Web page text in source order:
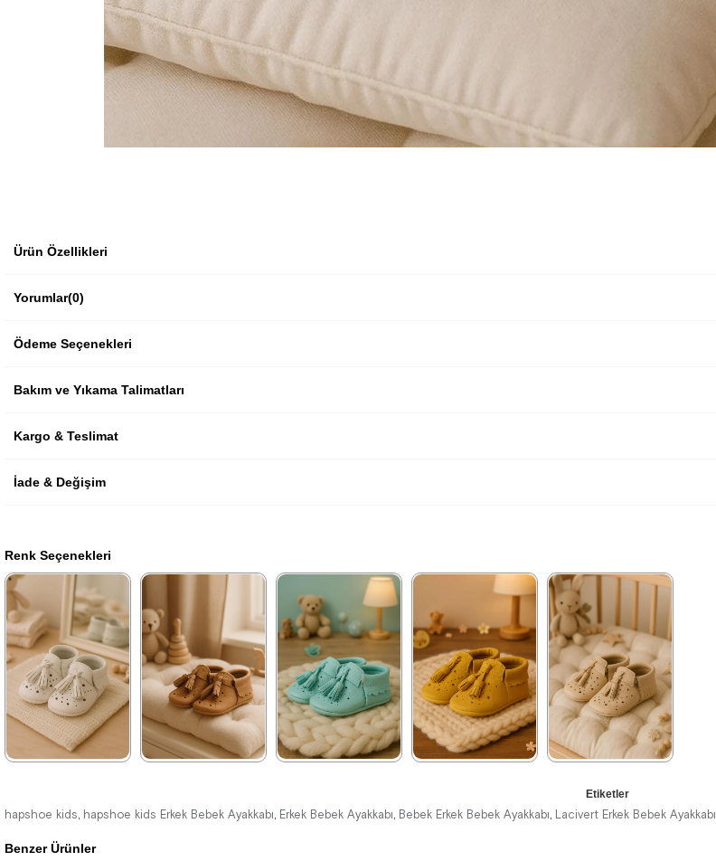
Benzer Ürünler
Ürün Özellikleri
Yorumlar(0)
Ödeme Seçenekleri
Bakım ve Yıkama Talimatları
Kargo & Teslimat
İade & Değişim
Renk Seçenekleri
539,99 ₺
899,99 ₺ 539,99 ₺
899,99 ₺ 539,99 ₺
899,99 ₺ 539,99 ₺
899,99 ₺
★ ★ ★
539,99 ₺
899,99 ₺
Etiketler
hapshoe kids, hapshoe kids Erkek Bebek Ayakkabı, Erkek Bebek Ayakkabı, Bebek Erkek Bebek Ayakkabı, Lacivert Erkek Bebek Ayakkabı